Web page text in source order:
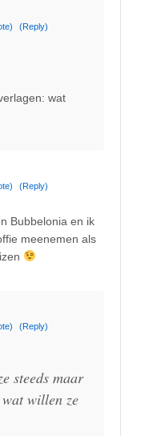
(Reply)
wat
(Reply)
Bubbelonia en ik
meenemen als
(Reply)
steeds maar
willen ze